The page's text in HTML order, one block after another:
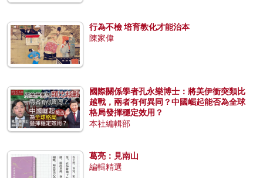
行為不檢 培育教化才能治本
陳家偉
國際關係學者孔永樂博士：將美伊衝突類比
越戰，兩者有何異同？中國崛起能否為全球
格局發揮穩定效用？
本社編輯部
葛亮：見南山
編輯精選